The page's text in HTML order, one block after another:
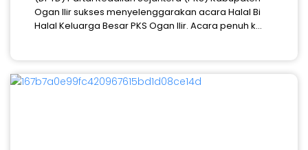
Ogan Ilir sukses menyelenggarakan acara Halal Bi
Halal Keluarga Besar PKS Ogan Ilir. Acara penuh k...